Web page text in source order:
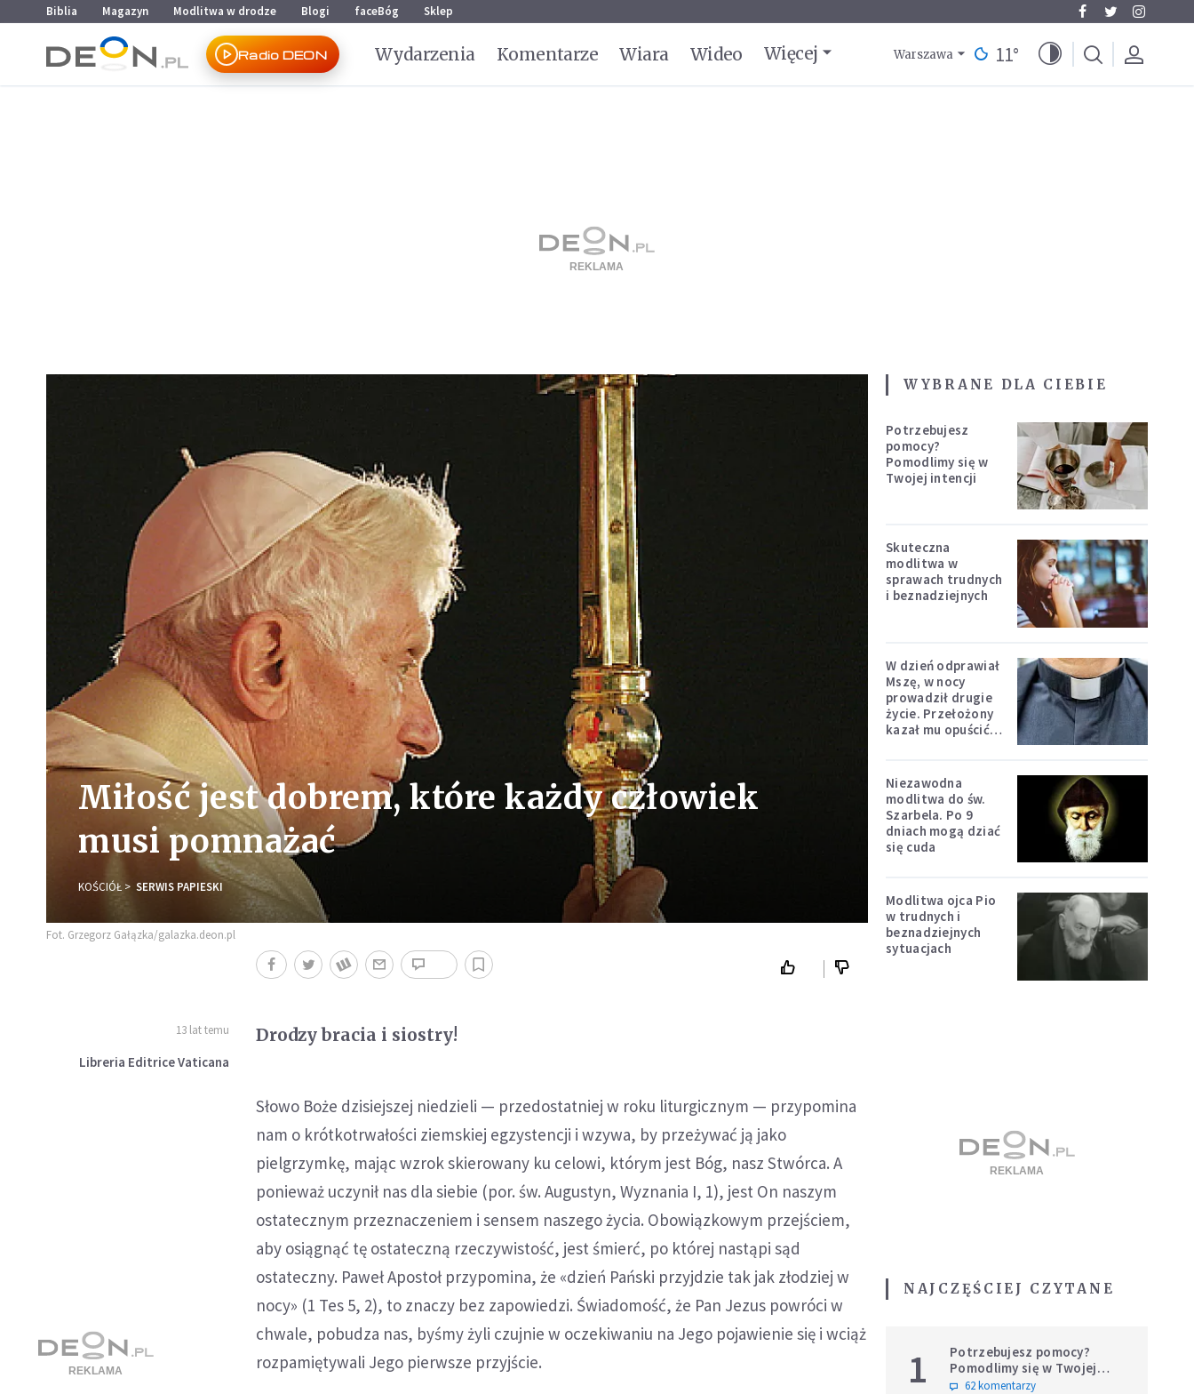
Przejdź do menu głównego
Przejdź do treści
Biblia Magazyn Modlitwa w drodze Blogi faceBóg Sklep
Radio DEON Wydarzenia Komentarze Wiara Wideo Więcej Warszawa 11°
Miłość jest dobrem, które każdy człowiek
musi pomnażać
KOŚCIÓŁ SERWIS PAPIESKI
Fot. Grzegorz Gałązka/galazka.deon.pl
13 lat temu
Libreria Editrice Vaticana
Drodzy bracia i siostry!
Słowo Boże dzisiejszej niedzieli — przedostatniej w roku liturgicznym — przypomina
nam o krótkotrwałości ziemskiej egzystencji i wzywa, by przeżywać ją jako
pielgrzymkę, mając wzrok skierowany ku celowi, którym jest Bóg, nasz Stwórca. A
ponieważ uczynił nas dla siebie (por. św. Augustyn, Wyznania I, 1), jest On naszym
ostatecznym przeznaczeniem i sensem naszego życia. Obowiązkowym przejściem,
aby osiągnąć tę ostateczną rzeczywistość, jest śmierć, po której nastąpi sąd
ostateczny. Paweł Apostoł przypomina, że «dzień Pański przyjdzie tak jak złodziej w
nocy» (1 Tes 5, 2), to znaczy bez zapowiedzi. Świadomość, że Pan Jezus powróci w
chwale, pobudza nas, byśmy żyli czujnie w oczekiwaniu na Jego pojawienie się i wciąż
rozpamiętywali Jego pierwsze przyjście.
WYBRANE DLA CIEBIE
Potrzebujesz
pomocy?
Pomodlimy się w
Twojej intencji
Skuteczna
modlitwa w
sprawach trudnych
i beznadziejnych
W dzień odprawiał
Mszę, w nocy
prowadził drugie
życie. Przełożony
kazał mu opuścić
Niezawodna
modlitwa do św.
Szarbela. Po 9
dniach mogą dziać
się cuda
Modlitwa ojca Pio
w trudnych i
beznadziejnych
sytuacjach
NAJCZĘŚCIEJ CZYTANE
1
Potrzebujesz pomocy?
Pomodlimy się w Twojej
intencji
62 komentarzy